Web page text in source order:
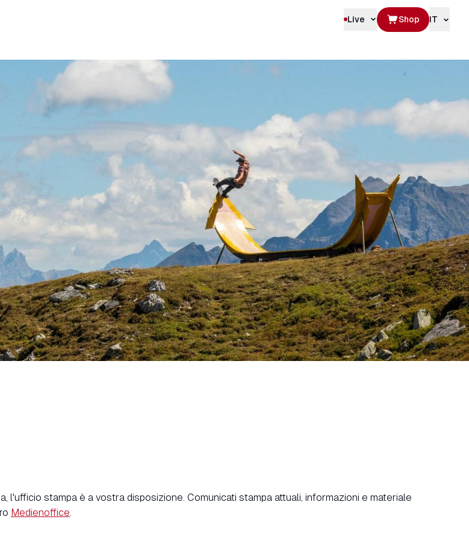
Live Shop IT
l'ufficio stampa è a vostra disposizione. Comunicati stampa attuali, informazioni e materiale
Medienoffice.